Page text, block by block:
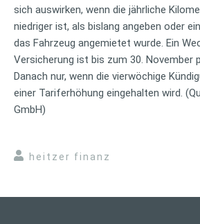
sich auswirken, wenn die jährliche
niedriger ist, als bislang angeben oder
das Fahrzeug angemietet wurde. Ein
Versicherung ist bis zum 30. November
Danach nur, wenn die vierwöchige
einer Tariferhöhung eingehalten wird.
GmbH)
heitzer finanz